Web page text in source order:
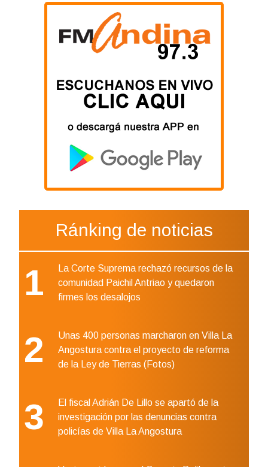
Ránking de noticias
1
La Corte Suprema rechazó recursos de la
comunidad Paichil Antriao y quedaron
firmes los desalojos
2
Unas 400 personas marcharon en Villa La
Angostura contra el proyecto de reforma
de la Ley de Tierras (Fotos)
3
El fiscal Adrián De Lillo se apartó de la
investigación por las denuncias contra
policías de Villa La Angostura